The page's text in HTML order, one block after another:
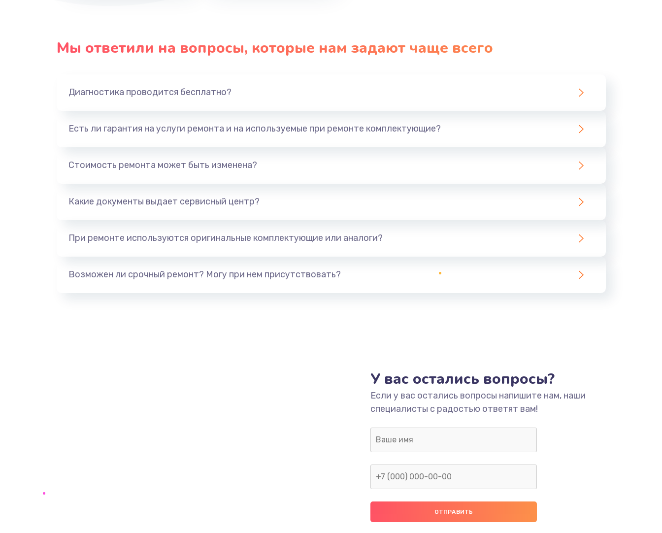
Мы ответили на вопросы, которые нам задают чаще всего
Диагностика проводится бесплатно?
Есть ли гарантия на услуги ремонта и на используемые при ремонте комплектующие?
Стоимость ремонта может быть изменена?
Какие документы выдает сервисный центр?
При ремонте используются оригинальные комплектующие или аналоги?
Возможен ли срочный ремонт? Могу при нем присутствовать?
У вас остались вопросы?
Если у вас остались вопросы напишите нам, наши
специалисты с радостью ответят вам!